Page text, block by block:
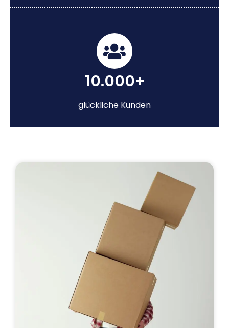
10.000+
glückliche Kunden